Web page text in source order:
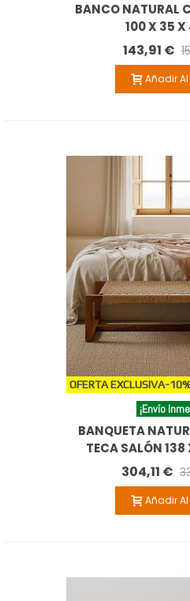
BANCO NATURAL
100 X 35
143,91 €
Añadir
OFERTA EXCLUSIVA-
¡Envío
BANQUETA
TECA SALÓN
304,11 €
Añadir